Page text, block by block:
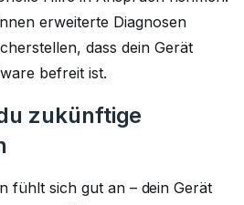
erweiterte Diagnosen
dass dein Gerät
befreit ist.
zukünftige
fühlt sich gut an – dein Gerät